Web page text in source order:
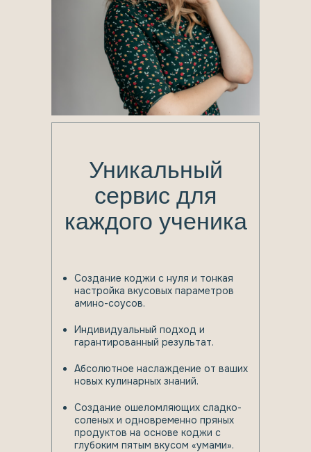
Уникальный
сервис для
каждого ученика
Создание коджи с нуля и тонкая
настройка вкусовых параметров
амино-соусов.
Создание ошеломляющих сладко-
соленых и одновременно пряных
продуктов на основе коджи с
глубоким пятым вкусом «умами».
Индивидуальный подход и
гарантированный результат.
Абсолютное наслаждение от ваших
новых кулинарных знаний.